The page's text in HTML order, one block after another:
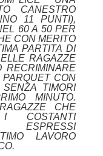
CANESTRO
11 PUNTI),
60 A 50 PER
CON MERITO
PARTITA DI
RAGAZZE
RECRIMINARE
CON
TIMORI
MINUTO.
CHE
I COSTANTI
ESPRESSI
LAVORO